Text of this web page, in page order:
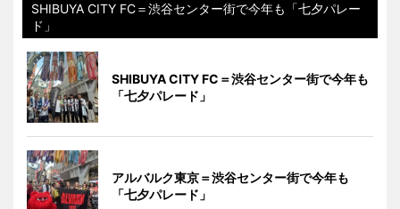
SHIBUYA CITY FC＝渋谷センター街で今年も「七夕パレー
ド」
SHIBUYA CITY FC＝渋谷センター街で今年も
「七夕パレード」
アルバルク東京＝渋谷センター街で今年も
「七夕パレード」